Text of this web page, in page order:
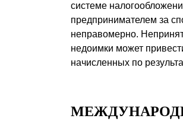
системе
предпринимателем за
неправомерно.
недоимки может
начисленных по